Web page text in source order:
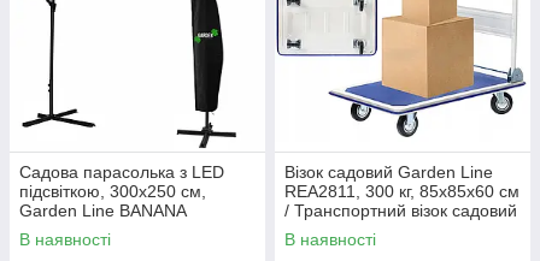
Садова парасолька з LED
підсвіткою, 300х250 см,
Garden Line BANANA
GAO1503, Бежевий /
Парасоля садова з нахилом /
В наявності
Візок садовий Garden Line
REA2811, 300 кг, 85x85x60 см
/ Транспортний візок садовий
/ Візок платформний
В наявності